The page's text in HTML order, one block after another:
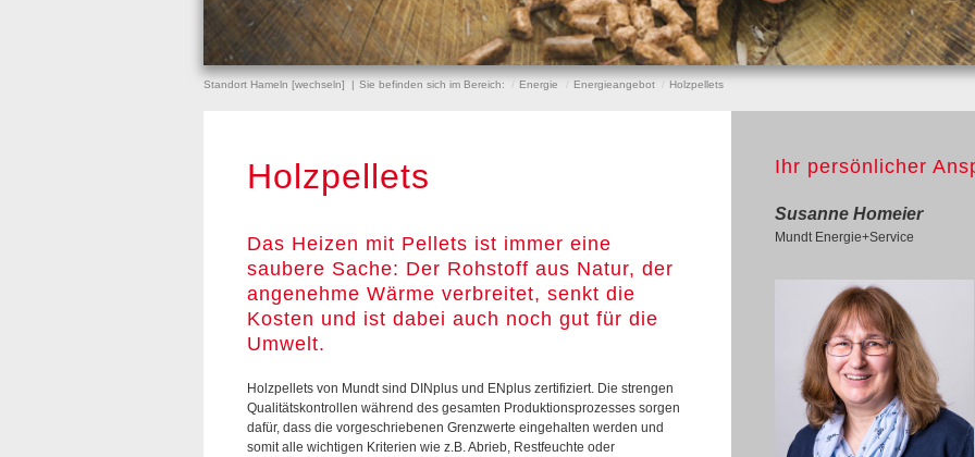
Standort Hameln [wechseln] Sie befinden sich im Bereich: Energie Energieangebot Holzpellets
Holzpellets
Das Heizen mit Pellets ist immer eine
saubere Sache: Der Rohstoff aus Natur, der
angenehme Wärme verbreitet, senkt die
Kosten und ist dabei auch noch gut für die
Umwelt.
Holzpellets von Mundt sind DINplus und ENplus zertifiziert. Die strengen
Qualitätskontrollen während des gesamten Produktionsprozesses sorgen
dafür, dass die vorgeschriebenen Grenzwerte eingehalten werden und
somit alle wichtigen Kriterien wie z.B. Abrieb, Restfeuchte oder
Ihr persönlicher
Susanne Homeier
Mundt Energie+Service